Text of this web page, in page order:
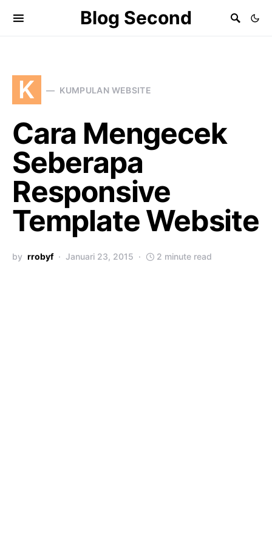
Blog Second
K KUMPULAN WEBSITE
Cara Mengecek
Seberapa
Responsive
Template Website
by rrobyf Januari 23, 2015 2 minute read